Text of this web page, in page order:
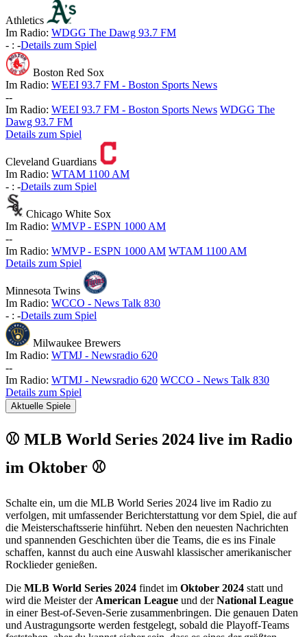
Athletics
Im Radio: WDGG The Dawg 93.7 FM
- : -Details zum Spiel
Boston Red Sox
Im Radio: WEEI 93.7 FM - Boston Sports News
--
Im Radio: WEEI 93.7 FM - Boston Sports News WDGG The
Dawg 93.7 FM
Details zum Spiel
Cleveland Guardians
Im Radio: WTAM 1100 AM
- : -Details zum Spiel
Chicago White Sox
Im Radio: WMVP - ESPN 1000 AM
--
Im Radio: WMVP - ESPN 1000 AM WTAM 1100 AM
Details zum Spiel
Minnesota Twins
Im Radio: WCCO - News Talk 830
- : -Details zum Spiel
Milwaukee Brewers
Im Radio: WTMJ - Newsradio 620
--
Im Radio: WTMJ - Newsradio 620 WCCO - News Talk 830
Details zum Spiel
Aktuelle Spiele
⚾ MLB World Series 2024 live im Radio
im Oktober ⚾
Schalte ein, um die MLB World Series 2024 live im Radio zu
verfolgen, mit umfassender Berichterstattung vor dem Spiel, die auf
die Meisterschaftsserie hinführt. Neben den neuesten Nachrichten
und spannenden Geschichten über die Teams, die es ins Finale
schaffen, kannst du auch eine Auswahl klassischer amerikanischer
Rocklieder genießen.
Die MLB World Series 2024 findet im Oktober 2024 statt und
wird die Meister der American League und derNational League
in einer Best-of-Seven-Serie zusammenbringen. Die genauen Daten
und Austragungsorte werden festgelegt, sobald die Playoff-Teams